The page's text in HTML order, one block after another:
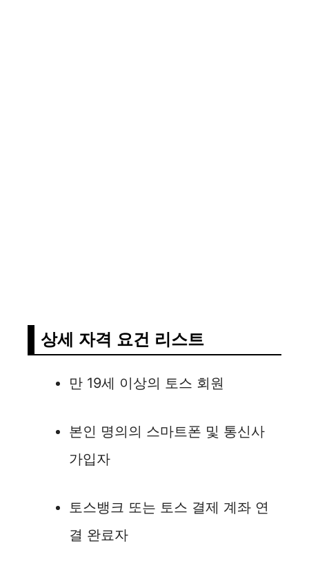
상세 자격 요건 리스트
만 19세 이상의 토스 회원
본인 명의의 스마트폰 및 통신사
가입자
토스뱅크 또는 토스 결제 계좌 연
결 완료자